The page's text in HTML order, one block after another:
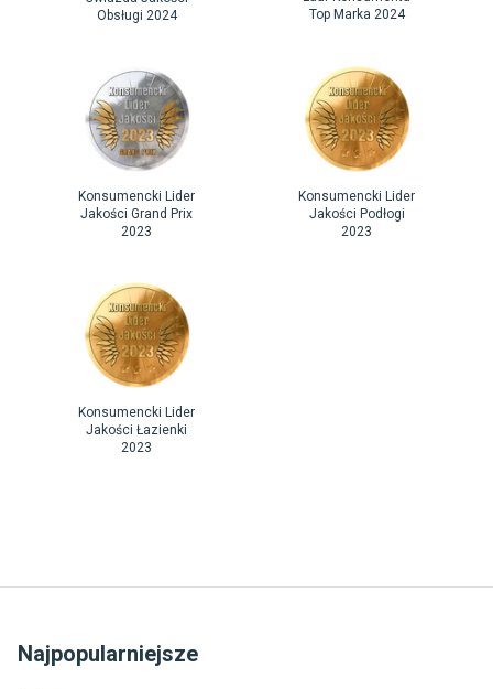
Obsługi 2024
Top Marka 2024
Konsumencki Lider
Jakości Grand Prix
2023
Konsumencki Lider
Jakości Podłogi
2023
Konsumencki Lider
Jakości Łazienki
2023
Najpopularniejsze